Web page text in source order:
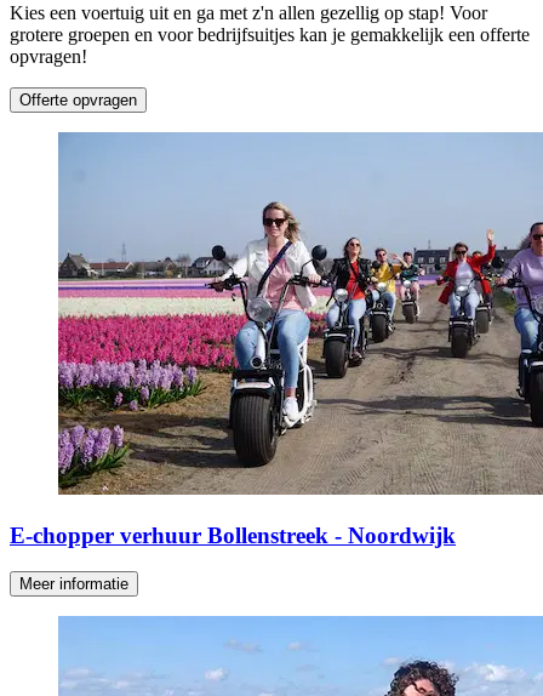
Kies een voertuig uit en ga met z'n allen gezellig op stap! Voor
grotere groepen en voor bedrijfsuitjes kan je gemakkelijk een offerte
opvragen!
Offerte opvragen
E-chopper verhuur Bollenstreek - Noordwijk
Meer informatie